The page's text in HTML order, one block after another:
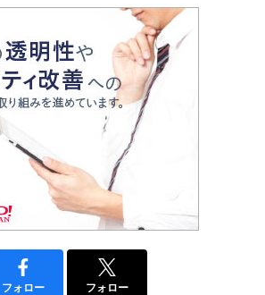
フォロー フォロー